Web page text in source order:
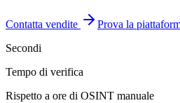
Contatta vendite
Prova la
Secondi
Tempo di verifica
Rispetto a ore di OSINT manuale